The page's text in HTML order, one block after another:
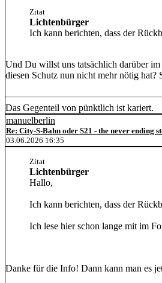
Zitat
Lichtenbürger
Ich kann berichten, dass der
Und Du willst uns tatsächlich darüber
diesen Schutz nun nicht mehr nötig hat?
Das Gegenteil von pünktlich ist kariert.
manuelberlin
Re: City-S-Bahn oder S21 - the never ending
03.06.2026 16:35
Zitat
Lichtenbürger
Hallo,
Ich kann berichten, dass der
Ich lese hier schon lange mit im
Danke für die Info! Dann kann man es